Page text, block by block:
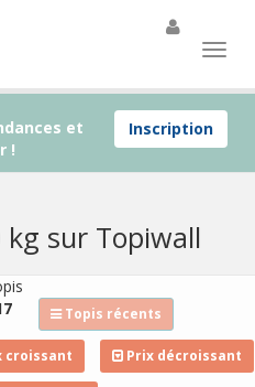
Inscription
et
!
kg sur Topiwall
Topis récents
croissant Prix décroissant